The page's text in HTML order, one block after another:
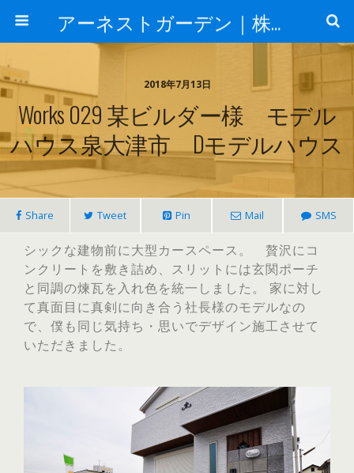
アーネストガーデン｜株式会社三栄建設
2018年7月13日
Works 029 某ビルダー様 モデル
ハウス泉大津市 Dモデルハウス
Share Tweet Pin Mail SMS
シックな建物前に大型カースペース。 贅沢にコ
ンクリートを敷き詰め、スリットには玄関ポーチ
と同調の煉瓦を入れ色を統一しました。 家に対し
て真面目に真剣に向き合う社長様のモデルなの
で、僕も同じ気持ち・思いでデザイン施工させて
いただきました。